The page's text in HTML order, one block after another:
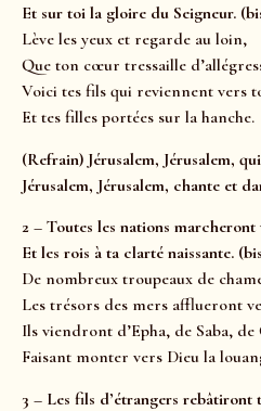
Et sur toi la gloire du Seigneur.
Lève les yeux et regarde au loin,
Que ton cœur tressaille
Voici tes fils qui reviennent vers
Et tes filles portées sur la hanche.
(Refrain) Jérusalem, Jérusalem,
Jérusalem, Jérusalem, chante et
2 – Toutes les nations
Et les rois à ta clarté naissante.
De nombreux troupeaux de
Les trésors des mers afflueront
Ils viendront d’Epha, de Saba, de
Faisant monter vers Dieu la
3 – Les fils d’étrangers rebâtiront